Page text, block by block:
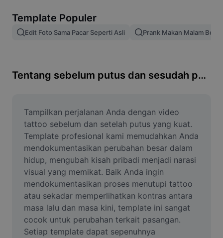
Gabung gambar
Ubah Ukuran Gambar
Pembuat Meme
AI Text Remover
AI People Remover
AI Inpainting
Face Cutout
Video
Template Populer
Edit Foto Sama Pacar Seperti Asli Prank Makan Malam
Tentang sebelum putus dan sesudah putus tato
Tampilkan perjalanan Anda dengan video
tattoo sebelum dan setelah putus yang kuat.
Template profesional kami memudahkan Anda
mendokumentasikan perubahan besar dalam
hidup, mengubah kisah pribadi menjadi narasi
visual yang memikat. Baik Anda ingin
mendokumentasikan proses menutupi tattoo
atau sekadar memperlihatkan kontras antara
masa lalu dan masa kini, template ini sangat
cocok untuk perubahan terkait pasangan.
Setiap template dapat sepenuhnya